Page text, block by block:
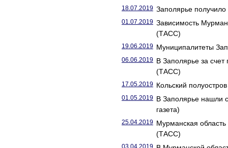
18.07.2019 Заполярье
01.07.2019 Зависимость
(ТАСС)
19.06.2019 Муниципалитеты
06.06.2019 В Заполярье за
(ТАСС)
17.05.2019 Кольский
01.05.2019 В Заполярье нашли
газета)
25.04.2019 Мурманская
(ТАСС)
03.04.2019